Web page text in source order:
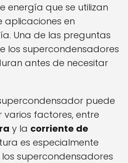
energía que se utilizan
aplicaciones en
Una de las preguntas
los supercondensadores
antes de necesitar
puede
factores, entre
y la corriente de
es especialmente
supercondensadores